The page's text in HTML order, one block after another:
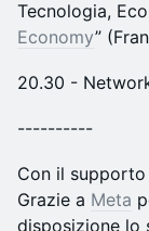
Tecnologia,
Economy”
​20.30 -
---​​-------
​Con il
Grazie a Meta
disposizione lo